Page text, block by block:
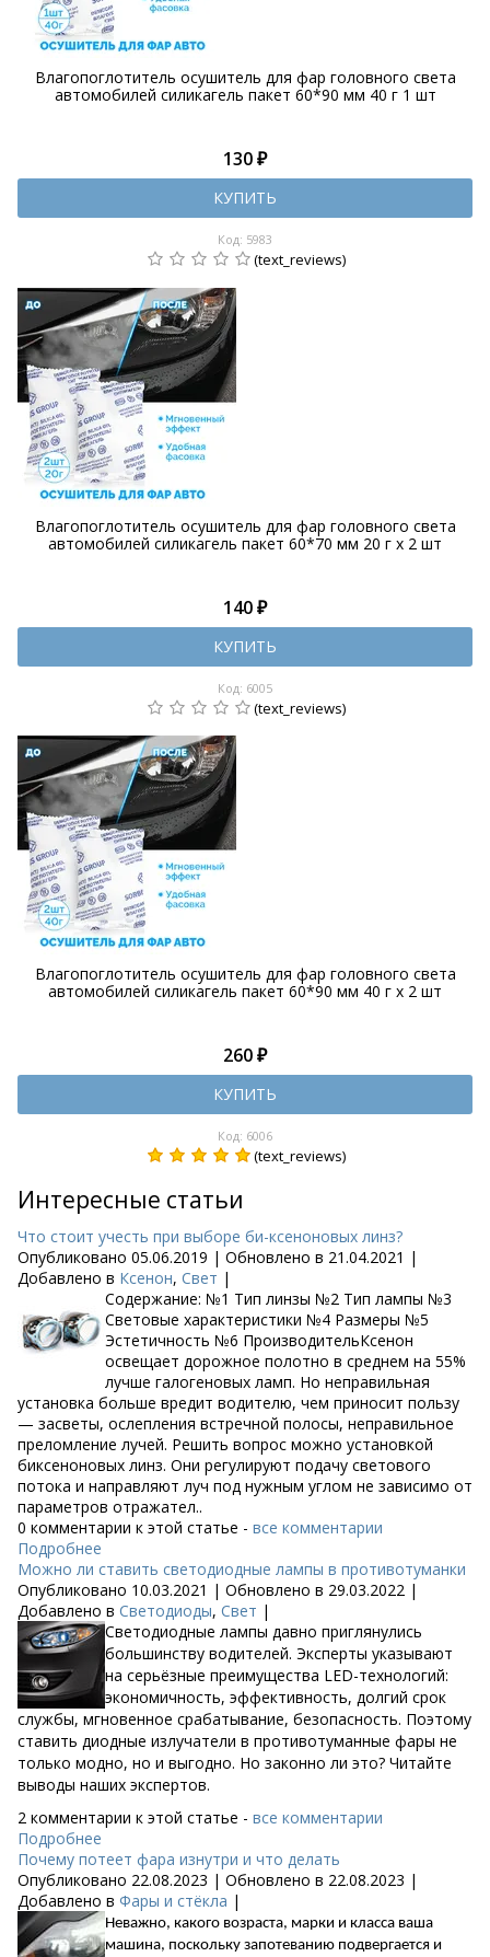
Влагопоглотитель осушитель для фар головного света
автомобилей силикагель пакет 60*90 мм 40 г 1 шт
130 ₽
КУПИТЬ
Код: 5983
(text_reviews)
Влагопоглотитель осушитель для фар головного света
автомобилей силикагель пакет 60*70 мм 20 г х 2 шт
140 ₽
КУПИТЬ
Код: 6005
(text_reviews)
Влагопоглотитель осушитель для фар головного света
автомобилей силикагель пакет 60*90 мм 40 г х 2 шт
260 ₽
КУПИТЬ
Код: 6006
(text_reviews)
Интересные статьи
Что стоит учесть при выборе би-ксеноновых линз?
Опубликовано 05.06.2019 | Обновлено в 21.04.2021 |
Добавлено в Ксенон, Свет |
Содержание: №1 Тип линзы №2 Тип лампы №3
Световые характеристики №4 Размеры №5
Эстетичность №6 ПроизводительКсенон
освещает дорожное полотно в среднем на 55%
лучше галогеновых ламп. Но неправильная
установка больше вредит водителю, чем приносит пользу
— засветы, ослепления встречной полосы, неправильное
преломление лучей. Решить вопрос можно установкой
биксеноновых линз. Они регулируют подачу светового
потока и направляют луч под нужным углом не зависимо от
параметров отражател..
0 комментарии к этой статье - все комментарии
Подробнее
Можно ли ставить светодиодные лампы в противотуманки
Опубликовано 10.03.2021 | Обновлено в 29.03.2022 |
Добавлено в Светодиоды, Свет |
Светодиодные лампы давно приглянулись
большинству водителей. Эксперты указывают
на серьёзные преимущества LED-технологий:
экономичность, эффективность, долгий срок
службы, мгновенное срабатывание, безопасность. Поэтому
ставить диодные излучатели в противотуманные фары не
только модно, но и выгодно. Но законно ли это? Читайте
выводы наших экспертов.
2 комментарии к этой статье - все комментарии
Подробнее
Почему потеет фара изнутри и что делать
Опубликовано 22.08.2023 | Обновлено в 22.08.2023 |
Добавлено в Фары и стёкла |
Неважно, какого возраста, марки и класса ваша
машина, поскольку запотеванию подвергается и